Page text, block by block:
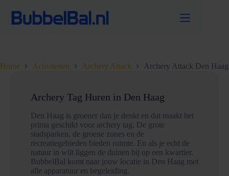
naar
Home Activiteiten Archery Attack Archery Attack Den Haag
Archery Tag Huren in Den Haag
Den Haag is groener dan je denkt en dat maakt het
prima geschikt voor archery tag. De grote
stadsparken, de groene zones en de
recreatiegebieden bieden ruimte. En als je echt de
natuur in wilt liggen de duinen bij op een kwartier.
BubbelBal komt naar jouw locatie in Den Haag met
alle apparatuur en begeleiding.